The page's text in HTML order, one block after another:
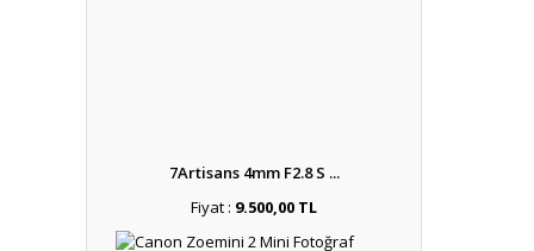
7Artisans 4mm F2.8 S ...
Fiyat : 9.500,00 TL